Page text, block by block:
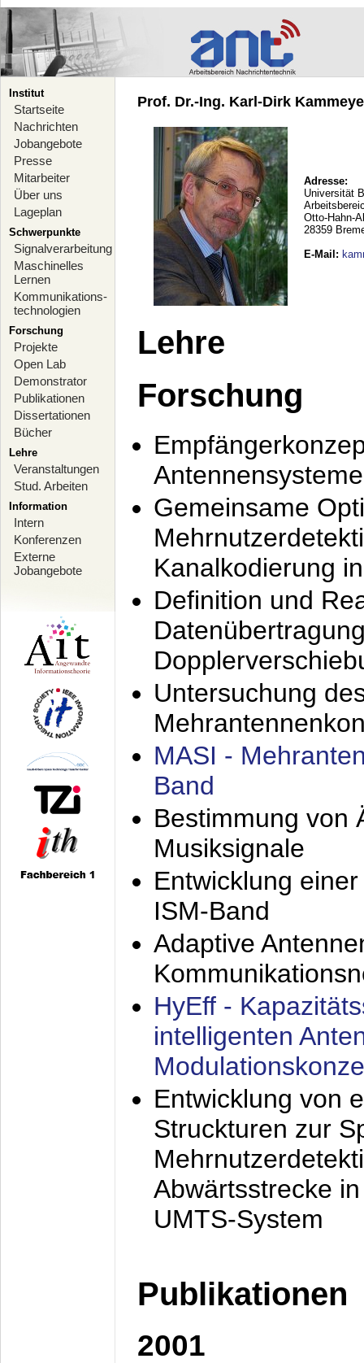
Institut
Startseite
Nachrichten
Jobangebote
Presse
Mitarbeiter
Über uns
Lageplan
Schwerpunkte
Signalverarbeitung
Maschinelles
Lernen
Kommunikations-
technologien
Forschung
Projekte
Open Lab
Demonstrator
Publikationen
Dissertationen
Bücher
Lehre
Veranstaltungen
Stud. Arbeiten
Information
Intern
Konferenzen
Externe
Jobangebote
Prof. Dr.-Ing. Karl-Dirk
Adresse:
Universität
Otto-Hahn-
28359
E-Mail :
Lehre
Forschung
Antennensysteme
Gemeinsame
Kanalkodierung
Definition und
Untersuchung
MASI -
Band
Bestimmung von
Musiksignale
Entwicklung
ISM-Band
Adaptive
HyEff -
intelligenten
Entwicklung von
Struckturen zur
Abwärtsstrecke
UMTS-System
Publikationen
2001